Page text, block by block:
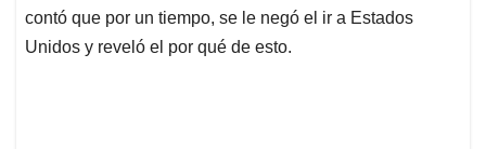
contó que por un tiempo, se le negó el ir a Estados
Unidos y reveló el por qué de esto.